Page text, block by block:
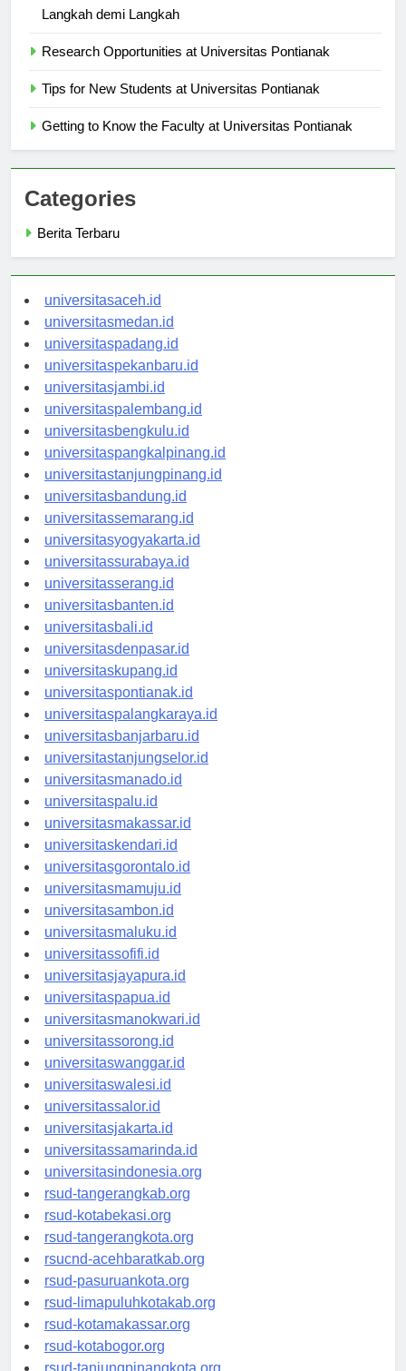
Cara Mendaftar ke Universitas Pontianak: Panduan
Categories
universitasaceh.id
universitasmedan.id
universitaspadang.id
universitaspekanbaru.id
universitasjambi.id
universitaspalembang.id
universitasbengkulu.id
universitaspangkalpinang.id
universitastanjungpinang.id
universitasbandung.id
universitassemarang.id
universitasyogyakarta.id
universitassurabaya.id
universitasserang.id
universitasbanten.id
universitasbali.id
universitasdenpasar.id
universitaskupang.id
universitaspontianak.id
universitaspalangkaraya.id
universitasbanjarbaru.id
universitastanjungselor.id
universitasmanado.id
universitaspalu.id
universitasmakassar.id
universitaskendari.id
universitasgorontalo.id
universitasmamuju.id
universitasambon.id
universitasmaluku.id
universitassofifi.id
universitasjayapura.id
universitaspapua.id
universitasmanokwari.id
universitassorong.id
universitaswanggar.id
universitaswalesi.id
universitassalor.id
universitasjakarta.id
universitassamarinda.id
universitasindonesia.org
rsud-tangerangkab.org
rsud-kotabekasi.org
rsud-tangerangkota.org
rsucnd-acehbaratkab.org
rsud-pasuruankota.org
rsud-limapuluhkotakab.org
rsud-kotamakassar.org
rsud-kotabogor.org